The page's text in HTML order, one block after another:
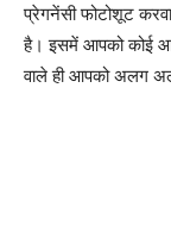
प्रेगनेंसी फोटोशूट
है। इसमें आपको कोई
वाले ही आपको अलग